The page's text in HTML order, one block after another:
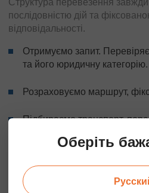
Структура перевезення
послідовністю дій та
відповідальності.
Отримуємо запит.
та його юридичну категорію.
Розраховуємо маршрут,
Підбираємо транспорт,
Контролюємо весь шлях,
Оберіть